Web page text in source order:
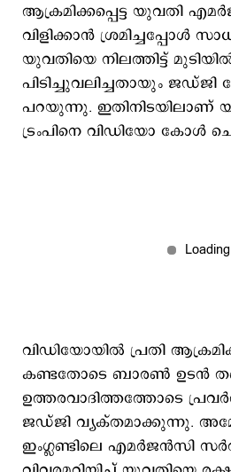
ആക്രമിക്കപ്പെട്ട യുവതി
വിളിക്കാന്‍ ശ്രമിച്ചപ്പോള്‍
യുവതിയെ നിലത്തിട്ട്
പിടിച്ചുവലിച്ചതായും
പറയുന്നു.
ട്രംപിനെ വിഡിയോ കോള്‍
വിഡിയോയില്‍ പ്രതി
കണ്ടതോടെ ബാരണ്‍ ഉടന്‍
ഉത്തരവാദിത്തത്തോടെ
ജഡ്ജി വ്യക്തമാക്കുന്നു.
ഇംഗ്ലണ്ടിലെ എമര്‍ജന്‍സി